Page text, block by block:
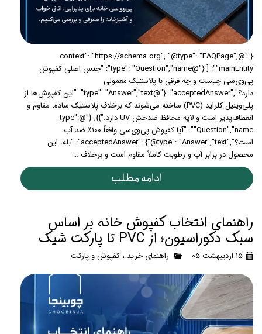
{ "@context": "https://schema.org", "@type": "FAQPage",
"mainEntity": [ {"@type": "Question","name": "جنس اصلی کفپوش
پی‌وی‌سی چیست و چه فرقی با پلاستیک معمولی
دارد؟","acceptedAnswer": {"@type": "Answer","text": "این کفپوش‌ها از
پلی‌وینیل کلراید (PVC) ساخته می‌شوند که برخلاف پلاستیک ساده، مقاوم و
انعطاف‌پذیر است و لایه محافظ ضدخش UV دارد."}}, {"@type":
"Question","name": "آیا کفپوش پی‌وی‌سی واقعاً ۱۰۰٪ ضد آب
است؟","acceptedAnswer": {"@type": "Answer","text": "بله، این
محصول در برابر آب و رطوبت کاملاً مقاوم است و برخلاف …
ادامه مطلب
راهنمای انتخاب کفپوش خانه بر اساس
سبک دکوراسیون؛ از PVC تا پارکت شیک
۱۵ اردیبهشت ۰۵ راهنمای خرید ، کفپوش و پارکت